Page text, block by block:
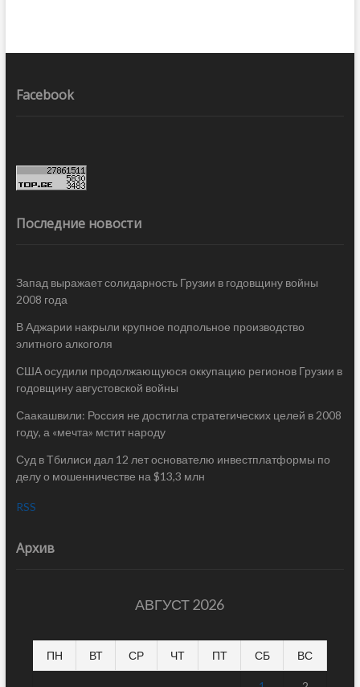
Facebook
Последние новости
Запад выражает солидарность Грузии в годовщину войны
2008 года
В Аджарии накрыли крупное подпольное производство
элитного алкоголя
США осудили продолжающуюся оккупацию регионов Грузии в
годовщину августовской войны
Саакашвили: Россия не достигла стратегических целей в 2008
году, а «мечта» мстит народу
Суд в Тбилиси дал 12 лет основателю инвестплатформы по
делу о мошенничестве на $13,3 млн
RSS
Архив
АВГУСТ 2026
ПН ВТ СР ЧТ ПТ СБ ВС